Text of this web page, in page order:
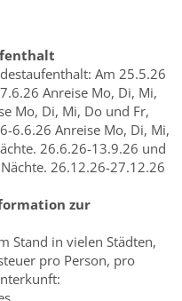
Am 25.5.26
Anreise Mo, Di, Mi,
Mo, Di, Mi, Do und Fr,
6.6.26 Anreise Mo, Di, Mi,
26.6.26-13.9.26 und
26.12.26-27.12.26
zur
Stand in vielen Städten,
pro Person, pro